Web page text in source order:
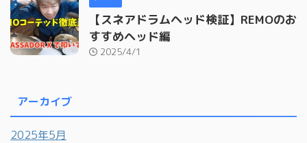
【スネアドラムヘッド検証】REMOのお
すすめヘッド編
2025/4/1
アーカイブ
2025年5月